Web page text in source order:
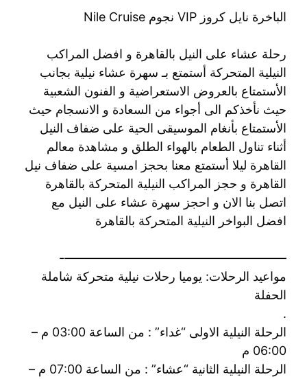
الباخرة نايل كروز VIP نجوم Nile Cruise
رحلة عشاء على النيل بالقاهرة و افضل المراكب
النيلية المتحركة أستمتع بـ سهرة عشاء نيلية بجانب
الأستمتاع بالعروض الاستعراضية و الفنون الشعبية
حيث نأخذكم الى أجواء من السعادة و الانسجام حيث
الأستمتاع بأنغام الموسيقى الحية على ضفاف النيل
أثناء تناول الطعام بالهواء الطلق و مشاهدة معالم
القاهرة ليلا أستمتع معنا بحجز امسية على ضفاف نيل
القاهرة و حجز المراكب النيلية المتحركة بالقاهرة
اتصل بنا الان و احجز سهرة عشاء على النيل مع
افضل البواخر النيلية المتحركة بالقاهرة
——————————————————-
مواعيد الرحلات: يوميا رحلات نيلية متحركة شاملة
الحفلة
.
الرحلة النيلية الاولى “غداء” : من الساعة 03:00 م –
06:00 م
الرحلة النيلية الثانية “عشاء” : من الساعة 07:00 م –